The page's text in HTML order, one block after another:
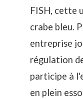
FISH, cette
crabe bleu.
entreprise
régulation
participe à
en plein